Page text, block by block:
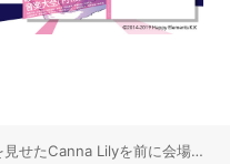
ついに素顔を見せたCanna Lilyを前に会場は熱狂の渦に包まれる！「ガールズバンドクライ First Riff」から生まれた5人組新バンドの初ワンマンをレポート！